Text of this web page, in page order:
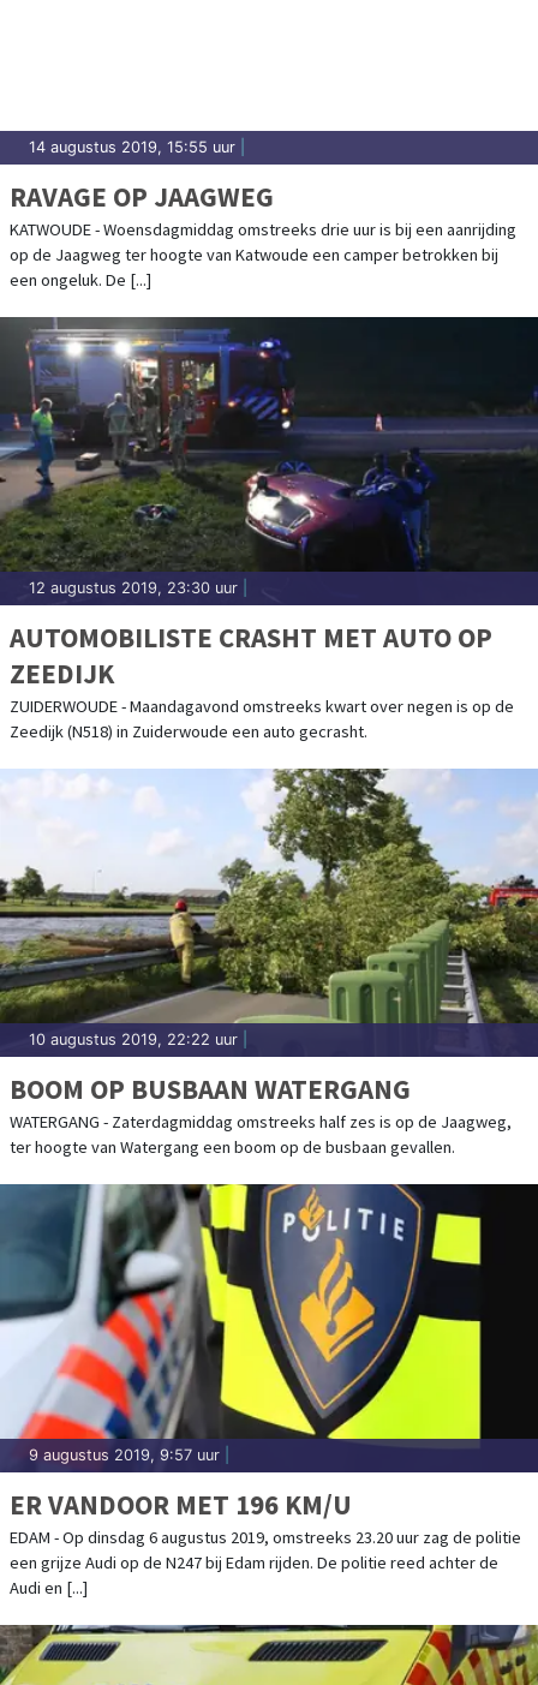
14 augustus 2019, 15:55 uur
RAVAGE OP JAAGWEG
KATWOUDE - Woensdagmiddag omstreeks drie uur is bij een aanrijding
op de Jaagweg ter hoogte van Katwoude een camper betrokken bij
een ongeluk. De [...]
12 augustus 2019, 23:30 uur
AUTOMOBILISTE CRASHT MET AUTO OP
ZEEDIJK
ZUIDERWOUDE - Maandagavond omstreeks kwart over negen is op de
Zeedijk (N518) in Zuiderwoude een auto gecrasht.
10 augustus 2019, 22:22 uur
BOOM OP BUSBAAN WATERGANG
WATERGANG - Zaterdagmiddag omstreeks half zes is op de Jaagweg,
ter hoogte van Watergang een boom op de busbaan gevallen.
9 augustus 2019, 9:57 uur
ER VANDOOR MET 196 KM/U
EDAM - Op dinsdag 6 augustus 2019, omstreeks 23.20 uur zag de politie
een grijze Audi op de N247 bij Edam rijden. De politie reed achter de
Audi en [...]